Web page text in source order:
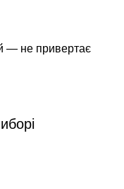
— не привертає